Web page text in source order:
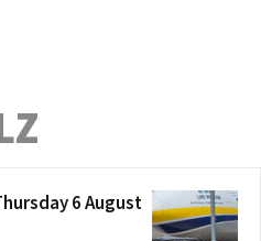
6 August